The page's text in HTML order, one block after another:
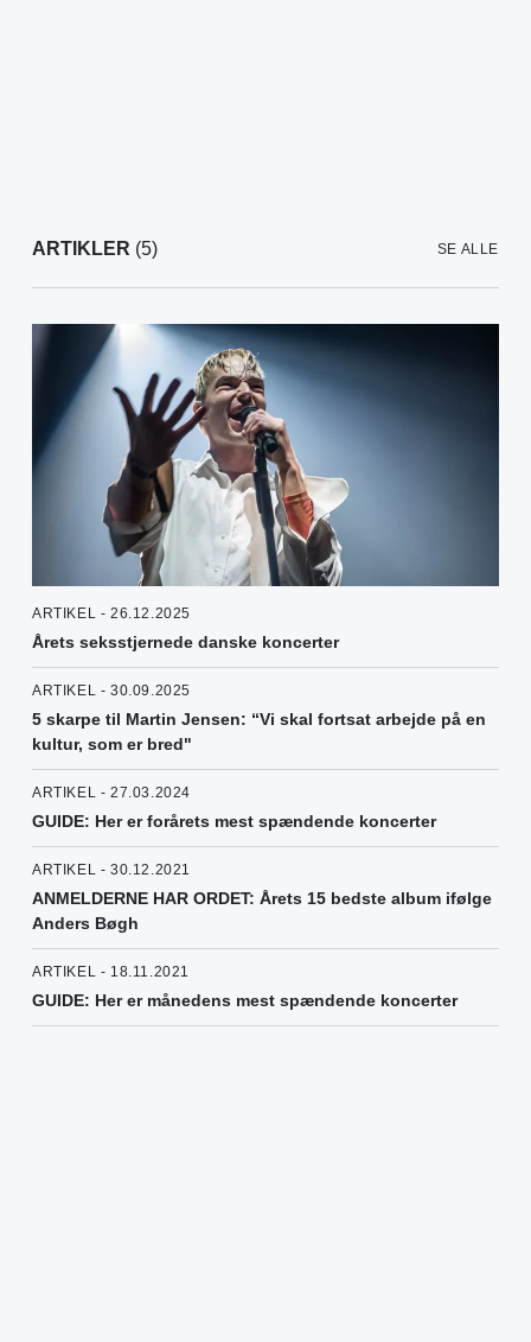
ARTIKLER (5) SE ALLE
ARTIKEL - 26.12.2025
Årets seksstjernede danske koncerter
ARTIKEL - 30.09.2025
5 skarpe til Martin Jensen: “Vi skal fortsat arbejde på en
kultur, som er bred"
ARTIKEL - 27.03.2024
GUIDE: Her er forårets mest spændende koncerter
ARTIKEL - 30.12.2021
ANMELDERNE HAR ORDET: Årets 15 bedste album ifølge
Anders Bøgh
ARTIKEL - 18.11.2021
GUIDE: Her er månedens mest spændende koncerter